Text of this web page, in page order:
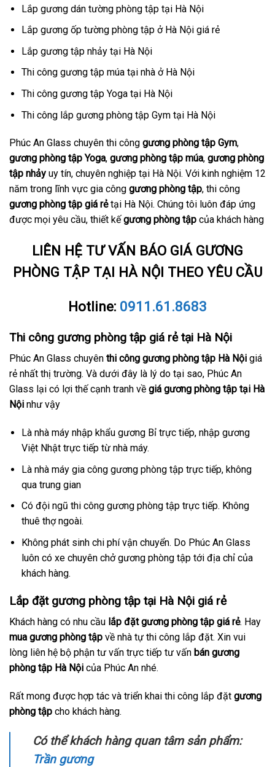
Lắp gương dán tường phòng tập tại Hà Nội
Lắp gương ốp tường phòng tập ở Hà Nội giá rẻ
Lắp gương tập nhảy tại Hà Nội
Thi công gương tập múa tại nhà ở Hà Nội
Thi công gương tập Yoga tại Hà Nội
Thi công lắp gương phòng tập Gym tại Hà Nội
Phúc An Glass chuyên thi công gương phòng tập Gym,
gương phòng tập Yoga, gương phòng tập múa, gương phòng
tập nhảy uy tín, chuyên nghiệp tại Hà Nội. Với kinh nghiệm 12
năm trong lĩnh vực gia công gương phòng tập, thi công
gương phòng tập giá rẻtại Hà Nội. Chúng tôi luôn đáp ứng
được mọi yêu cầu, thiết kếgương phòng tập của khách hàng
LIÊN HỆ TƯ VẤN BÁO GIÁ GƯƠNG
PHÒNG TẬP TẠI HÀ NỘI THEO YÊU CẦU
Hotline: 0911.61.8683
Thi công gương phòng tập giá rẻ tại Hà Nội
Phúc An Glass chuyên thi công gương phòng tập Hà Nội giá
rẻ nhất thị trường. Và dưới đây là lý do tại sao, Phúc An
Glass lại có lợi thế cạnh tranh về giá gương phòng tập tại Hà
Nội như vậy
Là nhà máy nhập khẩu gương Bỉ trực tiếp, nhập gương
Việt Nhật trực tiếp từ nhà máy.
Là nhà máy gia công gương phòng tập trực tiếp, không
qua trung gian
Có đội ngũ thi công gương phòng tập trực tiếp. Không
thuê thợ ngoài.
Không phát sinh chi phí vận chuyển. Do Phúc An Glass
luôn có xe chuyên chở gương phòng tập tới địa chỉ của
khách hàng.
Lắp đặt gương phòng tập tại Hà Nội giá rẻ
Khách hàng có nhu cầu lắp đặt gương phòng tập giá rẻ. Hay
mua gương phòng tập về nhà tự thi công lắp đặt. Xin vui
lòng liên hệ bộ phận tư vấn trực tiếp tư vấn bán gương
phòng tập Hà Nội của Phúc An nhé.
Rất mong được hợp tác và triển khai thi công lắp đặt gương
phòng tập cho khách hàng.
Có thể khách hàng quan tâm sản phẩm:
Trần gương